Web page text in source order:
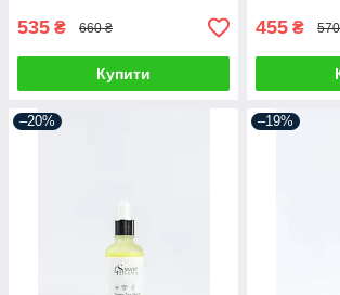
535 ₴ 660 ₴
Купити
455 ₴
–20% –19%